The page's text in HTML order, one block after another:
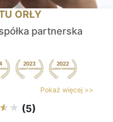
ORŁY
partnerska
Pokaż więcej >>
(5)